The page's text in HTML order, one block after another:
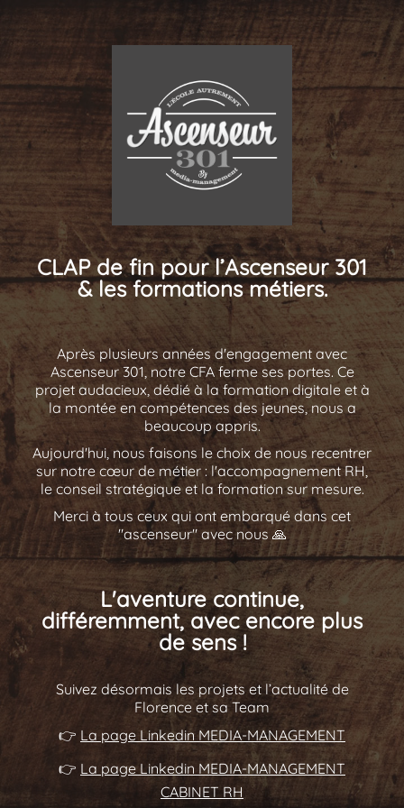
CLAP de fin pour l’Ascenseur 301
& les formations métiers.
Après plusieurs années d'engagement avec
Ascenseur 301, notre CFA ferme ses portes. Ce
projet audacieux, dédié à la formation digitale et à
la montée en compétences des jeunes, nous a
beaucoup appris.
Aujourd'hui, nous faisons le choix de nous recentrer
sur notre cœur de métier : l'accompagnement RH,
le conseil stratégique et la formation sur mesure.
Merci à tous ceux qui ont embarqué dans cet
"ascenseur" avec nous 🙏
L'aventure continue,
différemment, avec encore plus
de sens !
Suivez désormais les projets et l’actualité de
Florence et sa Team
👉 La page Linkedin MEDIA-MANAGEMENT
👉 La page Linkedin MEDIA-MANAGEMENT
CABINET RH